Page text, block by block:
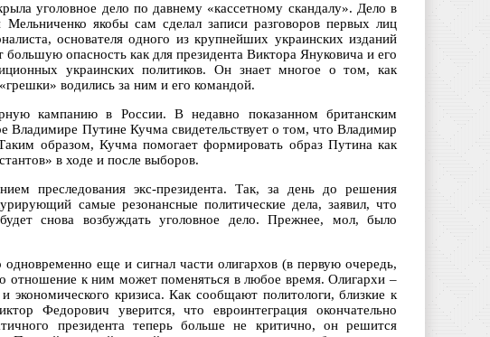
уголовное дело по давнему «кассетному скандалу». Дело в
якобы сам сделал записи разговоров первых лиц
основателя одного из крупнейших украинских изданий
опасность как для президента Виктора Януковича и его
украинских политиков. Он знает многое о том, как
водились за ним и его командой.
кампанию в России. В недавно показанном британским
Путине Кучма свидетельствует о том, что Владимир
образом, Кучма помогает формировать образ Путина как
в ходе и после выборов.
преследования экс-президента. Так, за день до решения
самые резонансные политические дела, заявил, что
снова возбуждать уголовное дело. Прежнее, мол, было
еще и сигнал части олигархов (в первую очередь,
к ним может поменяться в любое время. Олигархи –
экономического кризиса. Как сообщают политологи, близкие к
Федорович уверится, что евроинтеграция окончательно
президента теперь больше не критично, он решится